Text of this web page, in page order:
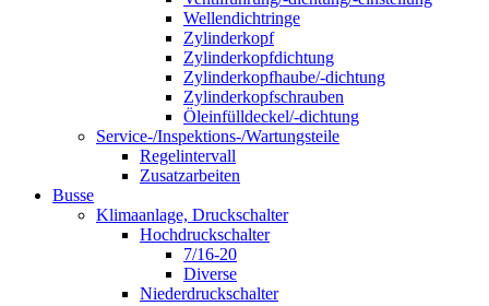
Wellendichtringe
Zylinderkopf
Zylinderkopfdichtung
Zylinderkopfhaube/-dichtung
Zylinderkopfschrauben
Öleinfülldeckel/-dichtung
Service-/Inspektions-/Wartungsteile
Regelintervall
Zusatzarbeiten
Busse
Klimaanlage, Druckschalter
Hochdruckschalter
7/16-20
Diverse
Niederdruckschalter